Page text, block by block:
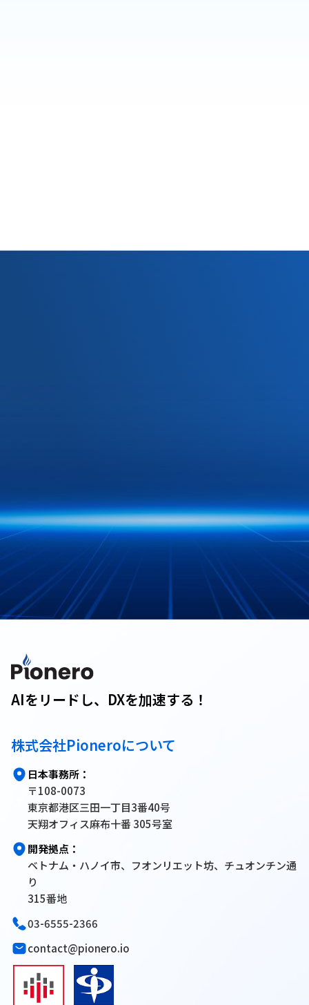
AIをリードし、DXを加速する！
株式会社Pioneroについて
日本事務所：
〒108-0073
東京都港区三田一丁目3番40号
天翔オフィス麻布十番 305号室
開発拠点：
ベトナム・ハノイ市、フオンリエット坊、チュオンチン通
り
315番地
03-6555-2366
contact@pionero.io